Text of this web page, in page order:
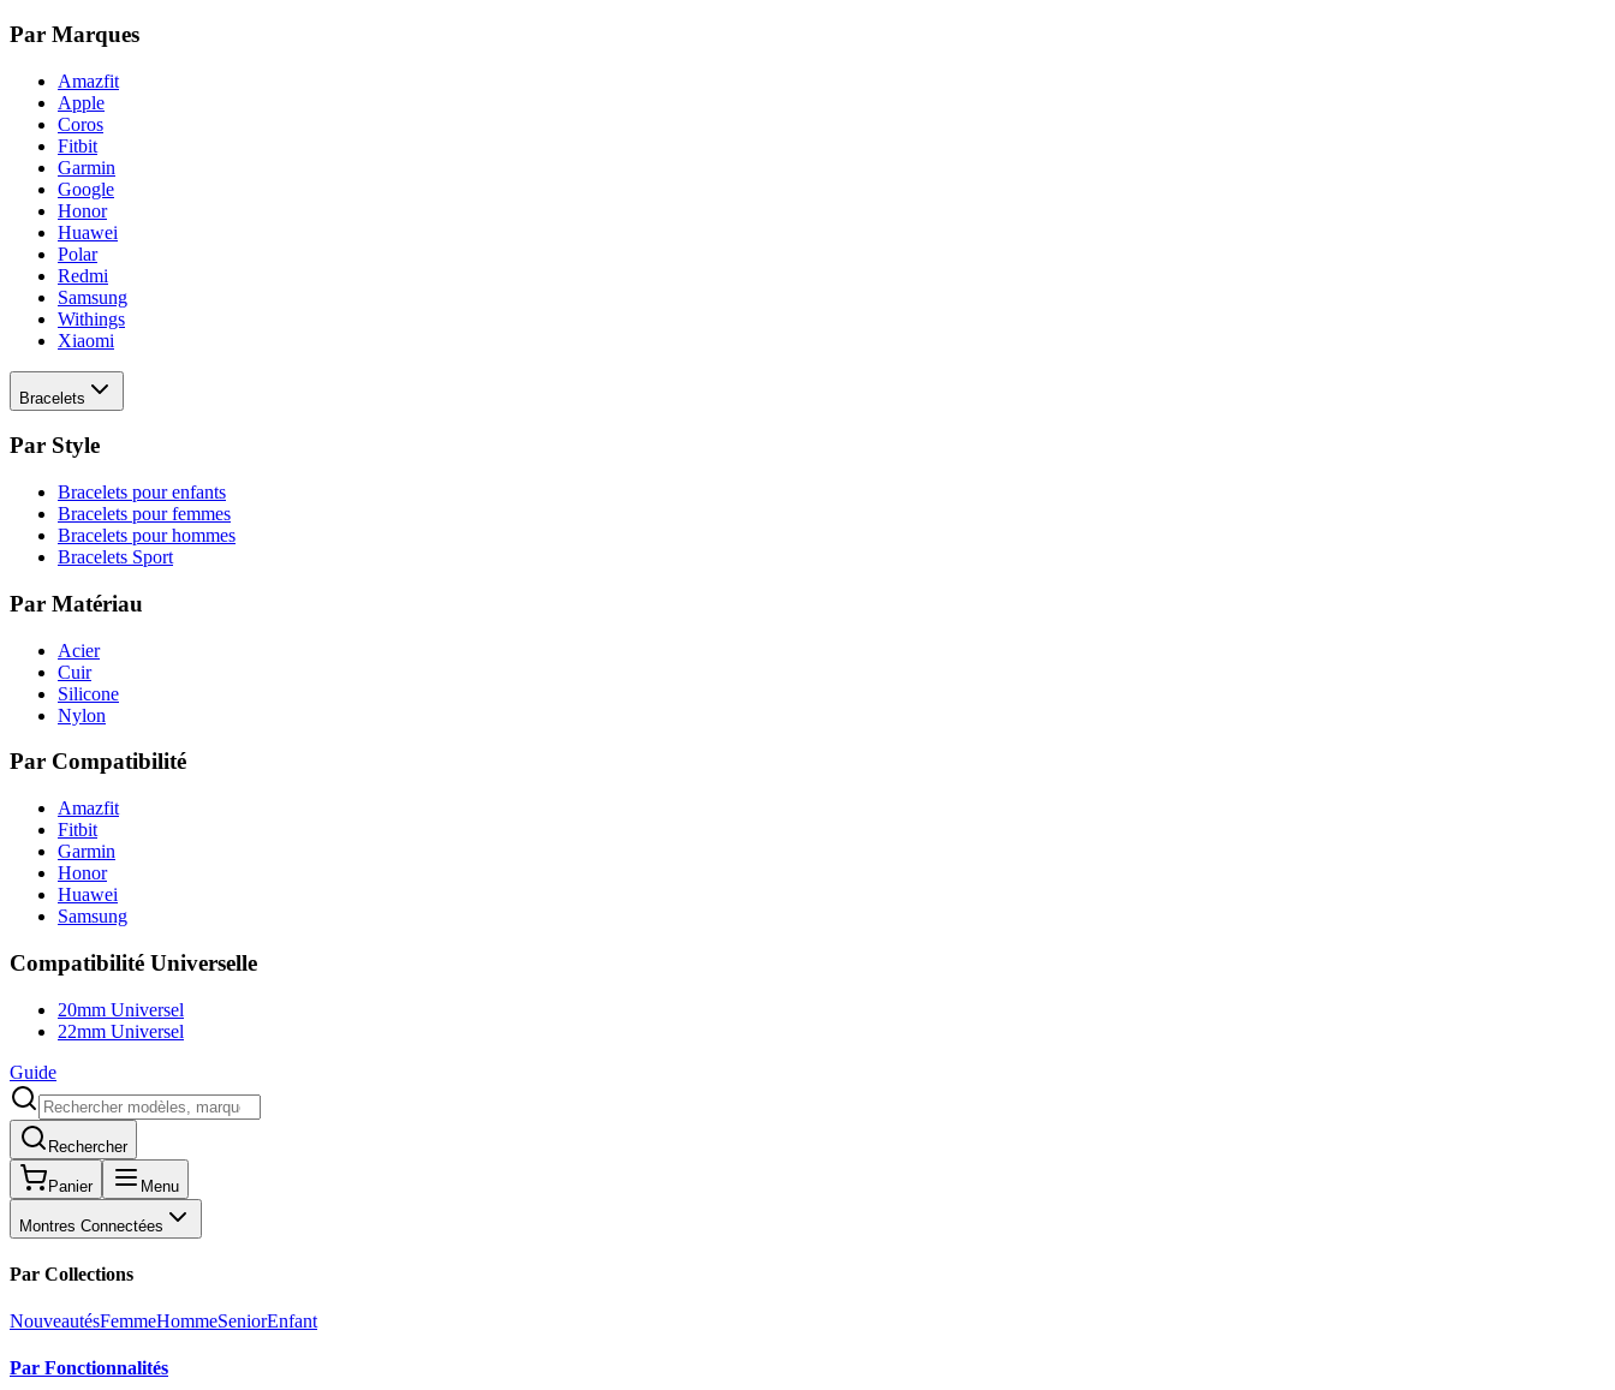
Par Marques
Amazfit
Apple
Coros
Fitbit
Garmin
Google
Honor
Huawei
Polar
Redmi
Samsung
Withings
Xiaomi
Bracelets
Par Style
Bracelets pour enfants
Bracelets pour femmes
Bracelets pour hommes
Bracelets Sport
Par Matériau
Acier
Cuir
Silicone
Nylon
Par Compatibilité
Amazfit
Fitbit
Garmin
Honor
Huawei
Samsung
Compatibilité Universelle
20mm Universel
22mm Universel
Guide
Rechercher
Panier Menu
Montres Connectées
Par Collections
NouveautésFemmeHommeSeniorEnfant
Par Fonctionnalités